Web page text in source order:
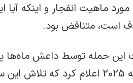
ماهیت انفجار و اینکه آیا
است، متناقض بود.
حمله توسط داعش ماه‌ها
سوریه در 11 ژانویه 2025 اعلام